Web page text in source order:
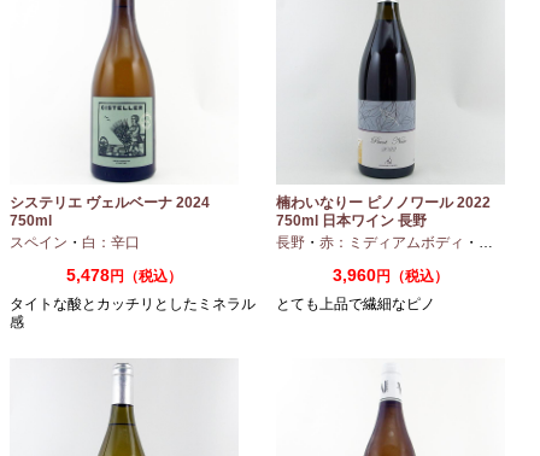
システリエ ヴェルベーナ 2024
750ml
スペイン ・ 白：辛口
5,478円（税込）
タイトな酸とカッチリとしたミネラル
感
楠わいなりー ピノノワール 2022
750ml 日本ワイン 長野
長野 ・ 赤：ミディアムボディ ・ ピノノワ
3,960円（税込）
とても上品で繊細なピノ